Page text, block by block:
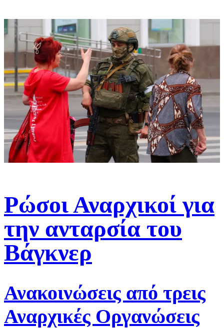
Ρώσοι Αναρχικοί για
την ανταρσία του
Βάγκνερ
Ανακοινώσεις από τρεις
Αναρχικές Οργανώσεις